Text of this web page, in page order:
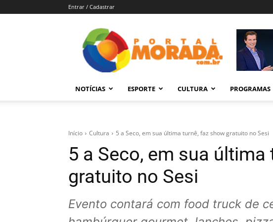
Entrar / Cadastrar
Morada
–
Araraquara
NOTÍCIAS ESPORTE CULTURA PROGRAMAS
Início Cultura 5 a Seco, em sua última turnê, faz show gratuito no Sesi
5 a Seco, em sua
gratuito no Sesi
Evento contará com food truck de